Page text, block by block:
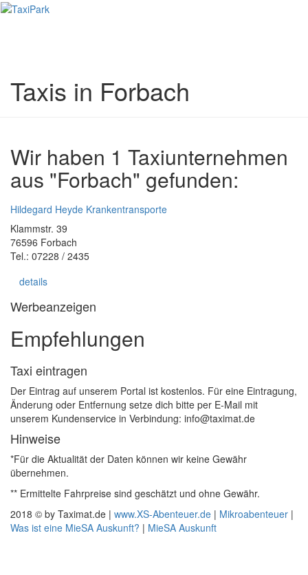
Taxis in Forbach
Wir haben 1 Taxiunternehmen
aus "Forbach" gefunden:
Hildegard Heyde Krankentransporte
Klammstr. 39
76596 Forbach
Tel.: 07228 / 2435
details
Werbeanzeigen
Empfehlungen
Taxi eintragen
Der Eintrag auf unserem Portal ist kostenlos. Für eine Eintragung,
Änderung oder Entfernung setze dich bitte per E-Mail mit
unserem Kundenservice in Verbindung: info@taximat.de
Hinweise
*Für die Aktualität der Daten können wir keine Gewähr
übernehmen.
** Ermittelte Fahrpreise sind geschätzt und ohne Gewähr.
2018 © by Taximat.de | www.XS-Abenteuer.de | Mikroabenteuer |
Was ist eine MieSA Auskunft? | MieSA Auskunft